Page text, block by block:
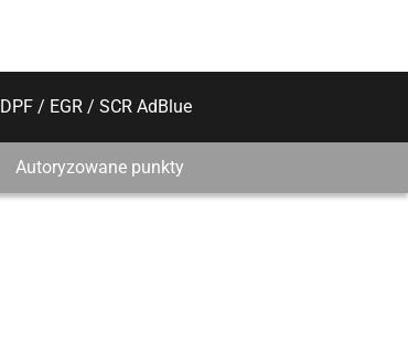
DPF / EGR / SCR AdBlue
Autoryzowane punkty